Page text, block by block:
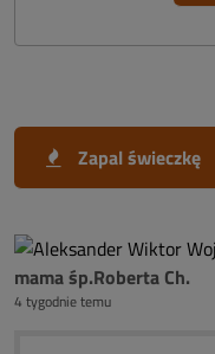
Zapal świeczkę
mama śp.Roberta Ch.
4 tygodnie temu